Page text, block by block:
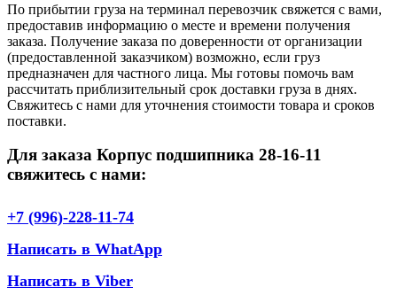
По прибытии груза на терминал перевозчик свяжется с вами,
предоставив информацию о месте и времени получения
заказа. Получение заказа по доверенности от организации
(предоставленной заказчиком) возможно, если груз
предназначен для частного лица. Мы готовы помочь вам
рассчитать приблизительный срок доставки груза в днях.
Свяжитесь с нами для уточнения стоимости товара и сроков
поставки.
Для заказа Корпус подшипника 28-16-11
свяжитесь с нами:
+7 (996)-228-11-74
Написать в WhatApp
Написать в Viber